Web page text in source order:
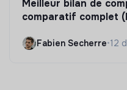
Meilleur bilan de
comparatif complet
Fabien Secherre•12